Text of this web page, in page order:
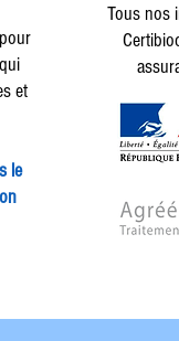
et
le
Tous nos